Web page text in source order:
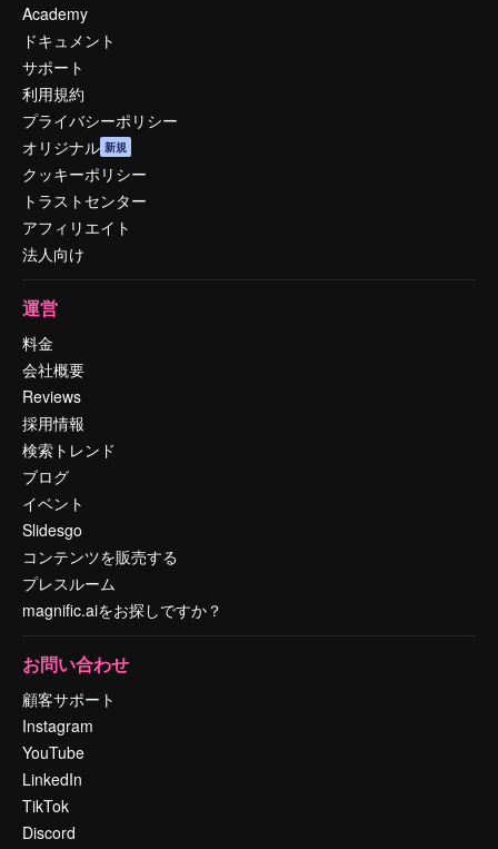
Academy
ドキュメント
サポート
利用規約
プライバシーポリシー
オリジナル 新規
クッキーポリシー
トラストセンター
アフィリエイト
法人向け
運営
料金
会社概要
Reviews
採用情報
検索トレンド
ブログ
イベント
Slidesgo
コンテンツを販売する
プレスルーム
magnific.aiをお探しですか？
お問い合わせ
顧客サポート
Instagram
YouTube
LinkedIn
TikTok
Discord